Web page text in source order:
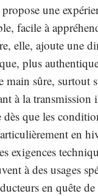
une
facile à
elle, ajoute une
plus
main sûre, surtout
à la transmission
dès que les
en
exigences
à des usages
en quête de